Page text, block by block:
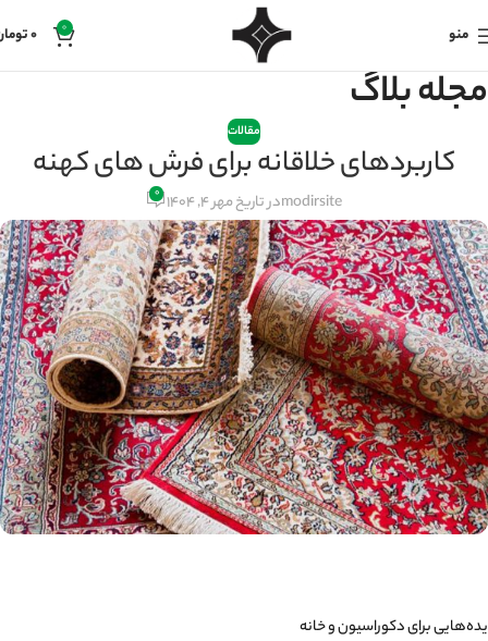
منو 0
0
مجله بلاگ
مقالات
کاربردهای خلاقانه برای فرش های کهنه
modirsiteدر تاریخ مهر 4, 1404 ۰
یده‌هایی برای دکوراسیون و خانه